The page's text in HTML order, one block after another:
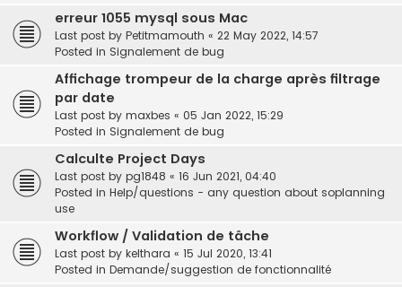
erreur 1055 mysql sous Mac
Last post by Petitmamouth « 22 May 2022, 14:57
Posted in Signalement de bug
Affichage trompeur de la charge après filtrage
par date
Last post by maxbes « 05 Jan 2022, 15:29
Posted in Signalement de bug
Calculte Project Days
Last post by pg1848 « 16 Jun 2021, 04:40
Posted in Help/questions - any question about soplanning
use
Workflow / Validation de tâche
Last post by kelthara « 15 Jul 2020, 13:41
Posted in Demande/suggestion de fonctionnalité